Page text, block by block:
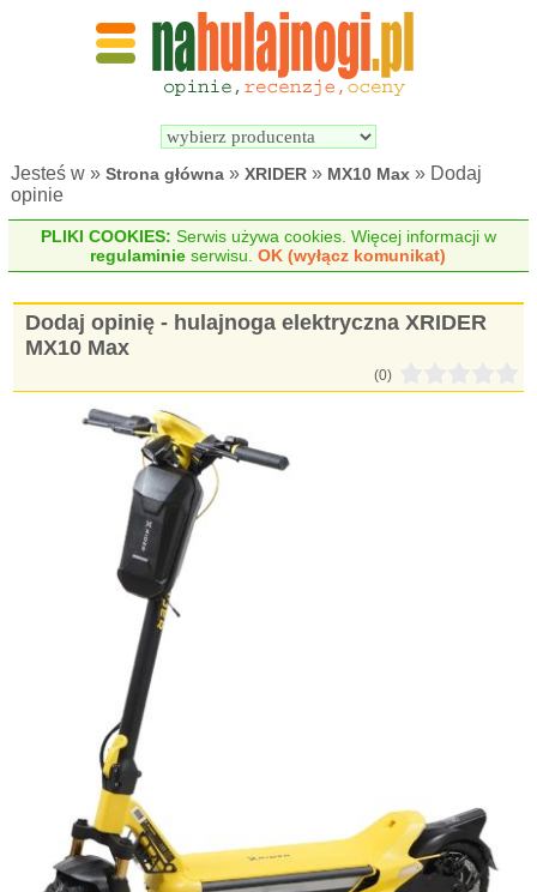
Wyszukiwarka
elektrycznych
Jesteś w »Strona główna »XRIDER » MX10 Max » Dodaj
opinie
PLIKI COOKIES: Serwis używa cookies. Więcej informacji w
regulaminie serwisu.OK (wyłącz komunikat)
Dodaj opinię - hulajnoga elektryczna XRIDER
MX10 Max
(0)